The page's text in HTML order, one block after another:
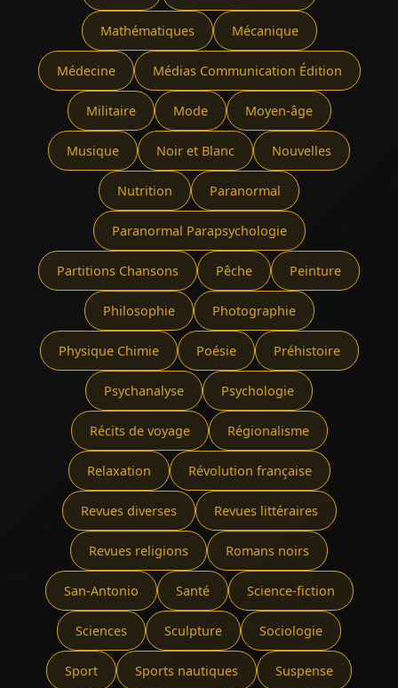
Mathématiques Mécanique
Médecine Médias Communication Édition
Militaire Mode Moyen-âge
Musique Noir et Blanc Nouvelles
Nutrition Paranormal
Paranormal Parapsychologie
Partitions Chansons Pêche Peinture
Philosophie Photographie
Physique Chimie Poésie Préhistoire
Psychanalyse Psychologie
Récits de voyage Régionalisme
Relaxation Révolution française
Revues diverses Revues littéraires
Revues religions Romans noirs
San-Antonio Santé Science-fiction
Sciences Sculpture Sociologie
Sport Sports nautiques Suspense